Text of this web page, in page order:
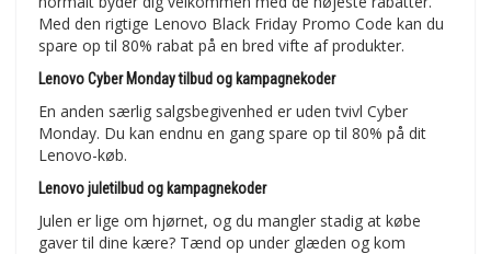
Med den rigtige Lenovo Black Friday Promo Code kan du
spare op til 80% rabat på en bred vifte af produkter.
Lenovo Cyber Monday tilbud og kampagnekoder
En anden særlig salgsbegivenhed er uden tvivl Cyber
Monday. Du kan endnu en gang spare op til 80% på dit
Lenovo-køb.
Lenovo juletilbud og kampagnekoder
Julen er lige om hjørnet, og du mangler stadig at købe
gaver til dine kære? Tænd op under glæden og kom